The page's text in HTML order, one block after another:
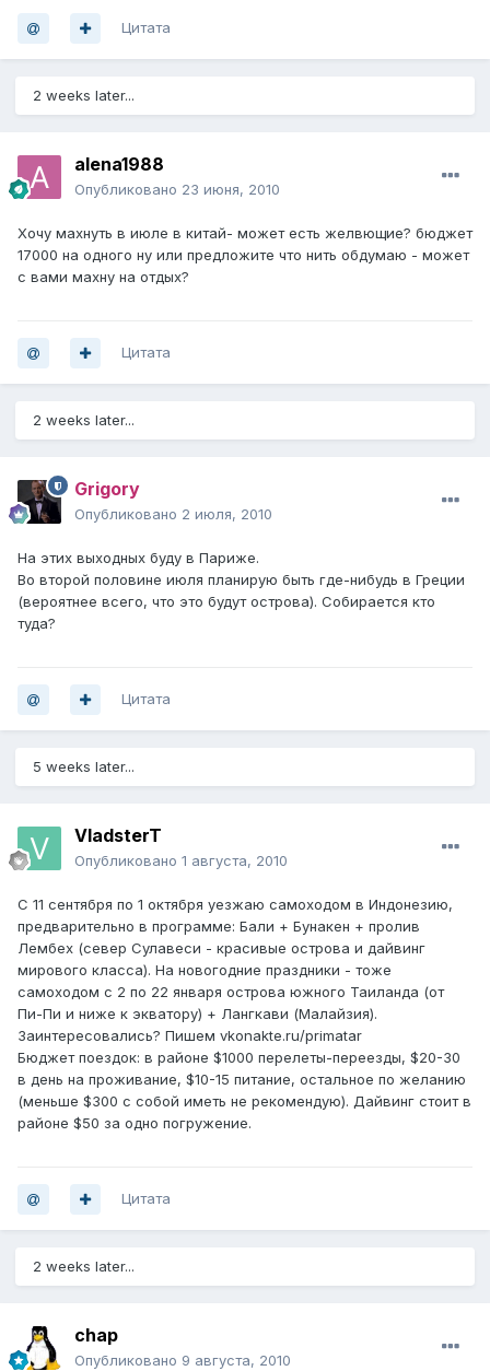
Цитата
2 weeks later...
alena1988
Опубликовано 23 июня, 2010
Хочу махнуть в июле в китай- может есть желвющие? бюджет
17000 на одного ну или предложите что нить обдумаю - может
с вами махну на отдых?
Цитата
2 weeks later...
Grigory
Опубликовано 2 июля, 2010
На этих выходных буду в Париже.
Во второй половине июля планирую быть где-нибудь в Греции
(вероятнее всего, что это будут острова). Собирается кто
туда?
Цитата
5 weeks later...
VladsterT
Опубликовано 1 августа, 2010
С 11 сентября по 1 октября уезжаю самоходом в Индонезию,
предварительно в программе: Бали + Бунакен + пролив
Лембех (север Сулавеси - красивые острова и дайвинг
мирового класса). На новогодние праздники - тоже
самоходом с 2 по 22 января острова южного Таиланда (от
Пи-Пи и ниже к экватору) + Лангкави (Малайзия).
Заинтересовались? Пишем vkonakte.ru/primatar
Бюджет поездок: в районе $1000 перелеты-переезды, $20-30
в день на проживание, $10-15 питание, остальное по желанию
(меньше $300 с собой иметь не рекомендую). Дайвинг стоит в
районе $50 за одно погружение.
Цитата
2 weeks later...
chap
Опубликовано 9 августа, 2010